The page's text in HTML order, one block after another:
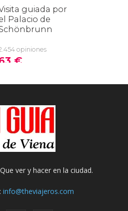
ver y hacer en la ciudad.
info@theviajeros.com